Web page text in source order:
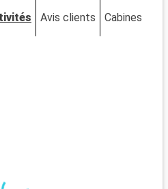
?
Montserrat se démarque avec
Avis clients Cabines